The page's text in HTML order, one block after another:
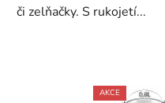
či zelňačky. S rukojetí...
AKCE